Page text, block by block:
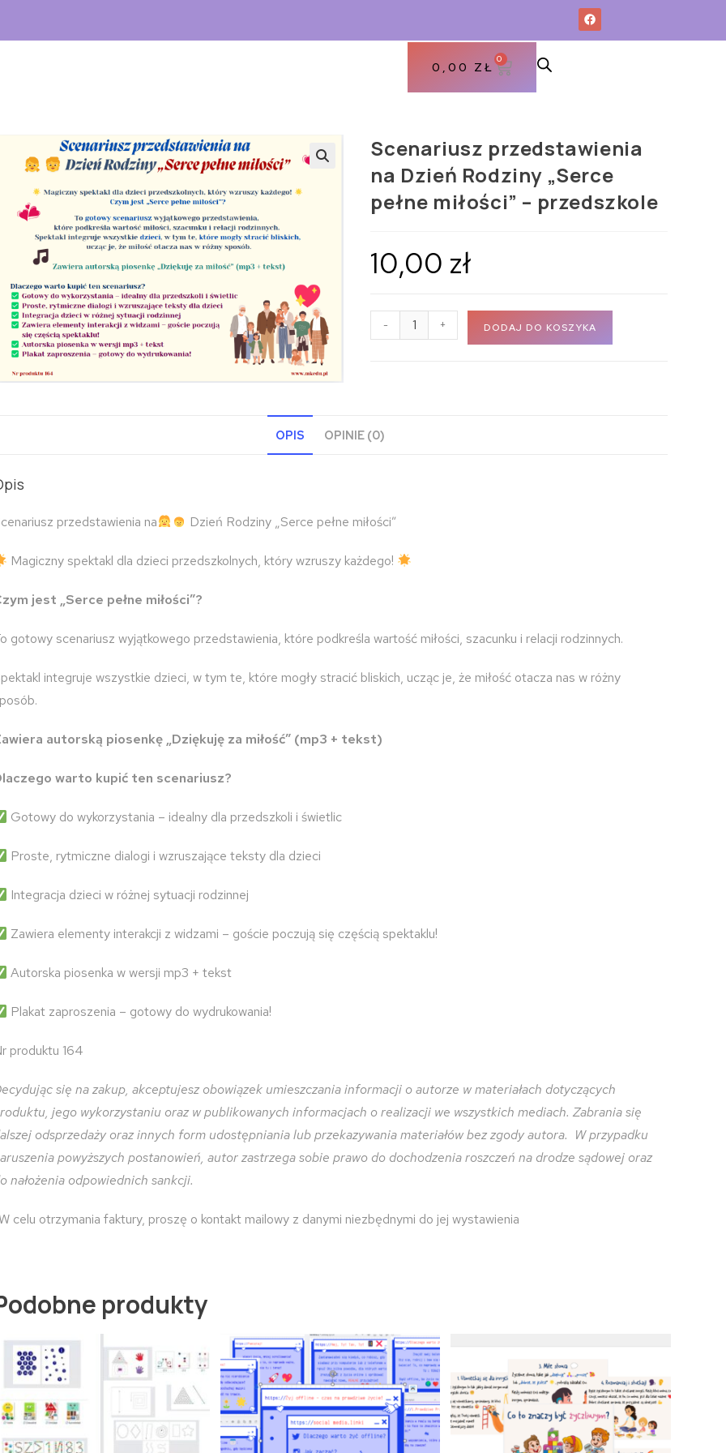
0,00 ZŁ
0
Scenariusz przedstawienia
na Dzień Rodziny „Serce
pełne miłości” – przedszkole
10,00 zł
- + DODAJ DO KOSZYKA
OPIS OPINIE (0)
przedstawienia na Dzień Rodziny „Serce pełne miłości”
Magiczny spektakl dla dzieci przedszkolnych, który wzruszy każdego!
jest „Serce pełne miłości”?
gotowy scenariusz wyjątkowego przedstawienia, które podkreśla wartość miłości, szacunku i relacji rodzinnych.
integruje wszystkie dzieci, w tym te, które mogły stracić bliskich, ucząc je, że miłość otacza nas w różny
autorską piosenkę „Dziękuję za miłość” (mp3 + tekst)
warto kupić ten scenariusz?
Gotowy do wykorzystania – idealny dla przedszkoli i świetlic
Proste, rytmiczne dialogi i wzruszające teksty dla dzieci
Integracja dzieci w różnej sytuacji rodzinnej
Zawiera elementy interakcji z widzami – goście poczują się częścią spektaklu!
Autorska piosenka w wersji mp3 + tekst
Plakat zaproszenia – gotowy do wydrukowania!
produktu 164
się na zakup, akceptujesz obowiązek umieszczania informacji o autorze w materiałach dotyczących
jego wykorzystaniu oraz w publikowanych informacjach o realizacji we wszystkich mediach. Zabrania się
odsprzedaży oraz innych form udostępniania lub przekazywania materiałów bez zgody autora. W przypadku
powyższych postanowień, autor zastrzega sobie prawo do dochodzenia roszczeń na drodze sądowej oraz
nałożenia odpowiednich sankcji.
celu otrzymania faktury, proszę o kontakt mailowy z danymi niezbędnymi do jej wystawienia
produkty